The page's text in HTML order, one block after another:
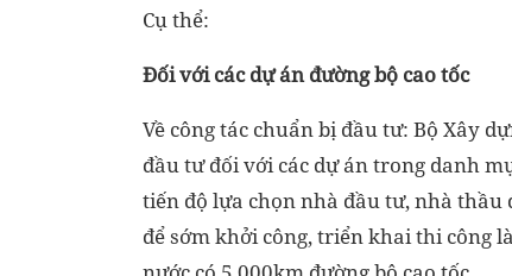
Cụ thể:
Đối với các dự án đường bộ cao tốc
Về công tác chuẩn bị đầu tư: Bộ Xây
đầu tư đối với các dự án trong danh
tiến độ lựa chọn nhà đầu tư, nhà thầu
để sớm khởi công, triển khai thi công